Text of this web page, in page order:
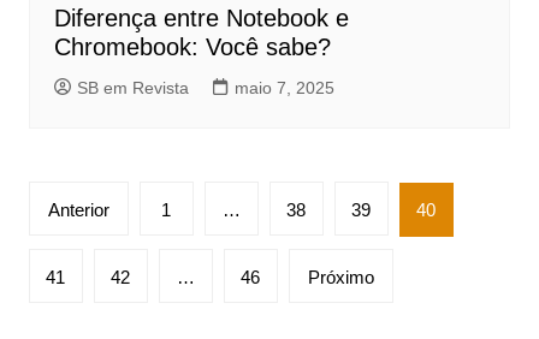
Diferença entre Notebook e
Chromebook: Você sabe?
SB em Revista maio 7, 2025
Paginação
posts
Anterior 1 … 38 39 40
41 42 … 46 Próximo